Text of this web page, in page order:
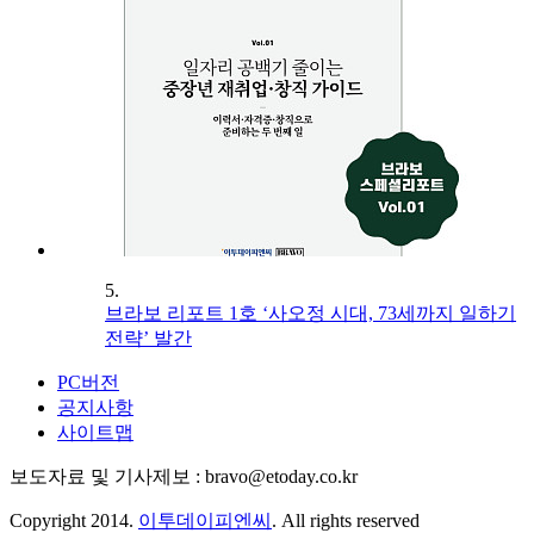
5.
브라보 리포트 1호 ‘사오정 시대, 73세까지 일하기
전략’ 발간
PC버전
공지사항
사이트맵
보도자료 및 기사제보 : bravo@etoday.co.kr
Copyright 2014. 이투데이피엔씨 . All rights reserved